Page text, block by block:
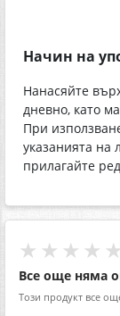
Начин на
Нанасяйте
дневно, като
При
указанията на
прилагайте
★★★★★
Все още няма
Този продукт все